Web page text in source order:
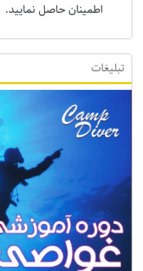
اطمینان حاصل نمایید.
تبلیغات